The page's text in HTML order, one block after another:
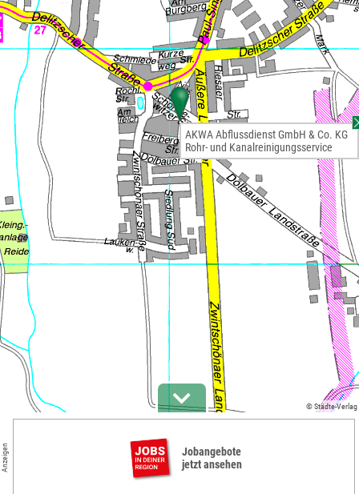
© Städte-Verlag
AKWA Abflussdienst GmbH & Co. KG
Rohr- und Kanalreinigungsservice
Anzeigen
Jobangebote
jetzt ansehen